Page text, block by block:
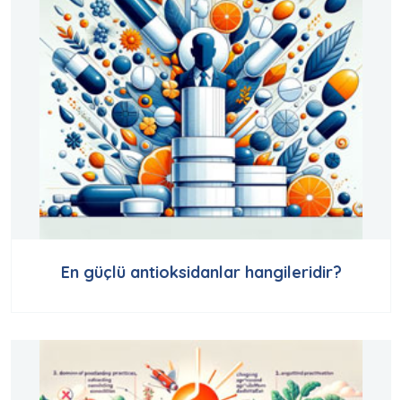
En güçlü antioksidanlar hangileridir?